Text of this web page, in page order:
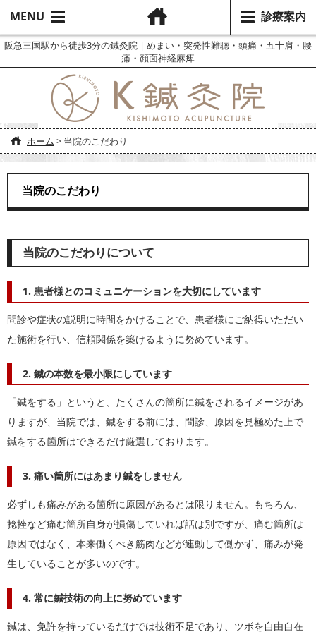
MENU 診療案内
阪急三国駅から徒歩3分の鍼灸院 | めまい・突発性難聴・頭痛・五十肩・腰
痛・顔面神経麻痺
ホーム > 当院のこだわり
当院のこだわり
当院のこだわりについて
1. 患者様とのコミュニケーションを大切にしています
問診や症状の説明に時間をかけることで、患者様にご納得いただい
た施術を行い、信頼関係を築けるように努めています。
2. 鍼の本数を最小限にしています
「鍼をする」というと、たくさんの箇所に鍼をされるイメージがあ
りますが、当院では、鍼をする前には、問診、原因を見極めた上で
鍼をする箇所はできるだけ厳選しております。
3. 痛い箇所にはあまり鍼をしません
必ずしも痛みがある箇所に原因があるとは限りません。もちろん、
捻挫など痛む箇所自身が損傷していれば話は別ですが、痛む箇所は
原因ではなく、本来働くべき筋肉などが連動して働かず、痛みが発
生していることが多いのです。
4. 常に鍼技術の向上に努めています
鍼は、免許を持っているだけでは技術不足であり、ツボを自由自在